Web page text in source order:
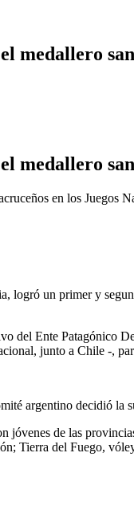
medallero
medallero
en los
logró un primer y
del Ente Patagónico
junto a Chile -,
argentino decidió la
jóvenes de las
Tierra del Fuego,